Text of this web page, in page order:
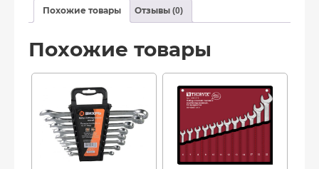
Похожие товары Отзывы (0)
Похожие товары